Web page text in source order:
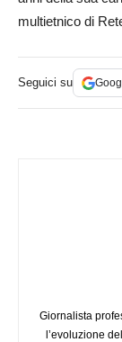
multietnico di
Seguici su
Giornalista
l’evoluzione